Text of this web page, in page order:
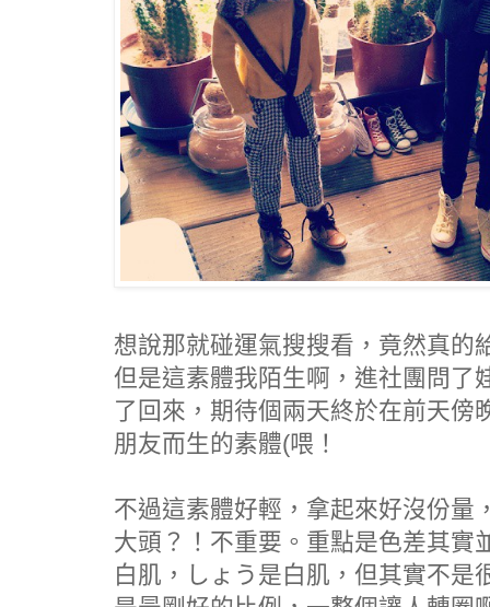
想說那就碰運氣搜搜看，竟然真的
但是這素體我陌生啊，進社團問了
了回來，期待個兩天終於在前天傍
朋友而生的素體(喂！
不過這素體好輕，拿起來好沒份量
大頭？！不重要。重點是色差其實
白肌，しょう是白肌，但其實不是